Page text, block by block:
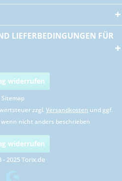
LIEFERBEDINGUNGEN FÜR
widerrufen
Sitemap
zzgl. Versandkosten und ggf.
nicht anders beschrieben
widerrufen
- 2025 Torix.de